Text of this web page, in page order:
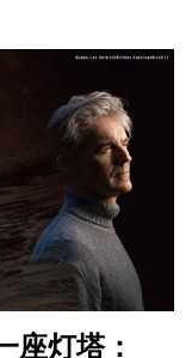
座灯塔：